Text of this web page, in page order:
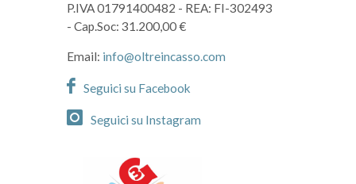
P.IVA 01791400482 - REA: FI-302493
- Cap.Soc: 31.200,00 €
Email: info@oltreincasso.com
Seguici su Facebook
Seguici su Instagram